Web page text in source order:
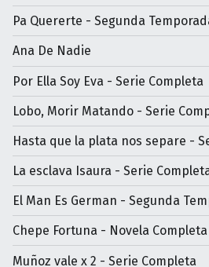
Pa Quererte - Segunda
Ana De Nadie
Por Ella Soy Eva - Serie Completa
Lobo, Morir Matando - Serie
Hasta que la plata nos separe -
La esclava Isaura - Serie
El Man Es German - Segunda
Chepe Fortuna - Novela Completa
Muñoz vale x 2 - Serie Completa